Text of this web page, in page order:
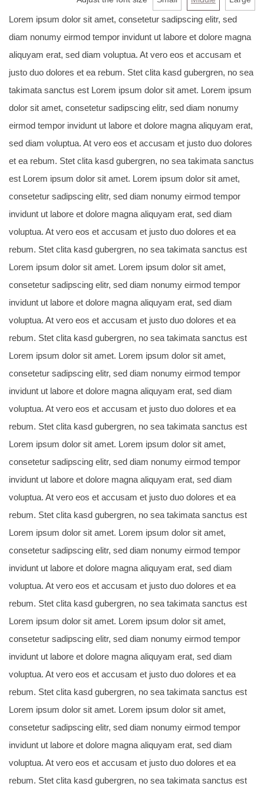
Lorem ipsum dolor sit amet, consetetur sadipscing elitr, sed
diam nonumy eirmod tempor invidunt ut labore et dolore magna
aliquyam erat, sed diam voluptua. At vero eos et accusam et
justo duo dolores et ea rebum. Stet clita kasd gubergren, no sea
takimata sanctus est Lorem ipsum dolor sit amet. Lorem ipsum
dolor sit amet, consetetur sadipscing elitr, sed diam nonumy
eirmod tempor invidunt ut labore et dolore magna aliquyam erat,
sed diam voluptua. At vero eos et accusam et justo duo dolores
et ea rebum. Stet clita kasd gubergren, no sea takimata sanctus
est Lorem ipsum dolor sit amet. Lorem ipsum dolor sit amet,
consetetur sadipscing elitr, sed diam nonumy eirmod tempor
invidunt ut labore et dolore magna aliquyam erat, sed diam
voluptua. At vero eos et accusam et justo duo dolores et ea
rebum. Stet clita kasd gubergren, no sea takimata sanctus est
Lorem ipsum dolor sit amet. Lorem ipsum dolor sit amet,
consetetur sadipscing elitr, sed diam nonumy eirmod tempor
invidunt ut labore et dolore magna aliquyam erat, sed diam
voluptua. At vero eos et accusam et justo duo dolores et ea
rebum. Stet clita kasd gubergren, no sea takimata sanctus est
Lorem ipsum dolor sit amet. Lorem ipsum dolor sit amet,
consetetur sadipscing elitr, sed diam nonumy eirmod tempor
invidunt ut labore et dolore magna aliquyam erat, sed diam
voluptua. At vero eos et accusam et justo duo dolores et ea
rebum. Stet clita kasd gubergren, no sea takimata sanctus est
Lorem ipsum dolor sit amet. Lorem ipsum dolor sit amet,
consetetur sadipscing elitr, sed diam nonumy eirmod tempor
invidunt ut labore et dolore magna aliquyam erat, sed diam
voluptua. At vero eos et accusam et justo duo dolores et ea
rebum. Stet clita kasd gubergren, no sea takimata sanctus est
Lorem ipsum dolor sit amet. Lorem ipsum dolor sit amet,
consetetur sadipscing elitr, sed diam nonumy eirmod tempor
invidunt ut labore et dolore magna aliquyam erat, sed diam
voluptua. At vero eos et accusam et justo duo dolores et ea
rebum. Stet clita kasd gubergren, no sea takimata sanctus est
Lorem ipsum dolor sit amet. Lorem ipsum dolor sit amet,
consetetur sadipscing elitr, sed diam nonumy eirmod tempor
invidunt ut labore et dolore magna aliquyam erat, sed diam
voluptua. At vero eos et accusam et justo duo dolores et ea
rebum. Stet clita kasd gubergren, no sea takimata sanctus est
Lorem ipsum dolor sit amet. Lorem ipsum dolor sit amet,
consetetur sadipscing elitr, sed diam nonumy eirmod tempor
invidunt ut labore et dolore magna aliquyam erat, sed diam
voluptua. At vero eos et accusam et justo duo dolores et ea
rebum. Stet clita kasd gubergren, no sea takimata sanctus est